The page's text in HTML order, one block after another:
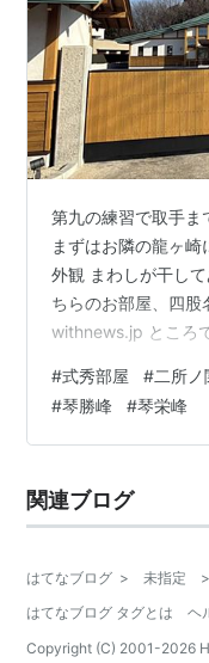
第九の練習で取手ま
まずはお隣の龍ヶ
外観 まわしが干し
ちらのお部屋、四股
withnews.jp ところ
郎 木瀬 → 木村 瀬平
木村は行司の家名で
めに性と名から一文
ちらは大関 大の里
ちゃ…
#式秀部屋 #二所ノ
#琴勝峰 #琴栄峰
関連ブログ
はてなブログ > 未指定 >
はてなブログ タグとは
ヘ
Copyright (C) 2001-2026